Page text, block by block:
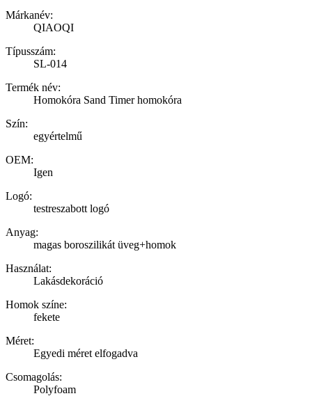
Márkanév:
QIAOQI
Típusszám:
SL-014
Termék név:
Homokóra Sand Timer homokóra
Szín:
egyértelmű
OEM:
Igen
Logó:
testreszabott logó
Anyag:
magas boroszilikát üveg+homok
Használat:
Lakásdekoráció
Homok színe:
fekete
Méret:
Egyedi méret elfogadva
Csomagolás:
Polyfoam